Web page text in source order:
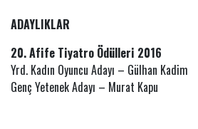
ADAYLIKLAR
20. Afife Tiyatro Ödülleri 2016
Yrd. Kadın Oyuncu Adayı – Gülhan Kadim
Genç Yetenek Adayı – Murat Kapu